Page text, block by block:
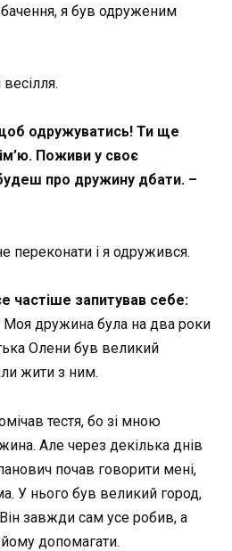
я був одруженим
одружуватись! Ти ще
Поживи у своє
про дружину дбати. –
переконати і я одружився.
частіше запитував себе:
Моя дружина була на два роки
Олени був великий
жити з ним.
тестя, бо зі мною
Але через декілька днів
почав говорити мені,
У нього був великий город,
завжди сам усе робив, а
допомагати.